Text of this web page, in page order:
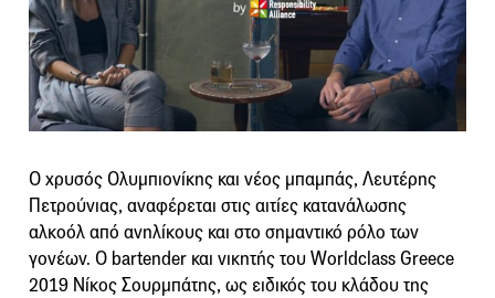
Ο χρυσός Ολυμπιονίκης και νέος μπαμπάς, Λευτέρης
Πετρούνιας, αναφέρεται στις αιτίες κατανάλωσης
αλκοόλ από ανηλίκους και στο σημαντικό ρόλο των
γονέων. Ο bartender και νικητής του Worldclass Greece
2019 Νίκος Σουρμπάτης, ως ειδικός του κλάδου της